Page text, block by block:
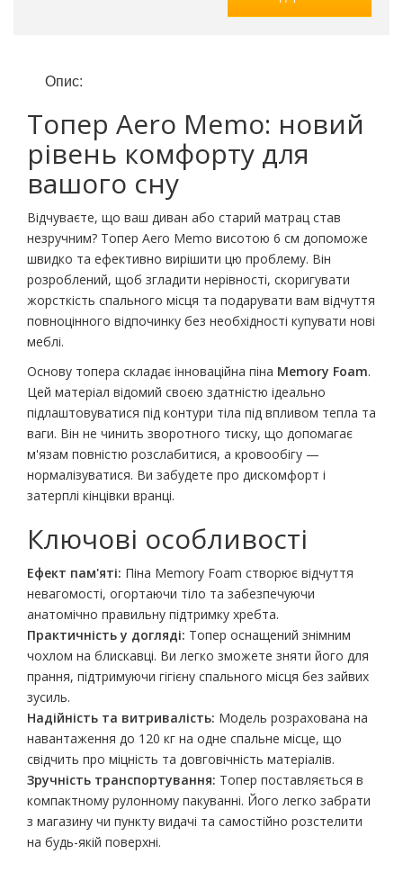
Опис:
Топер Aero Memo: новий
рівень комфорту для
вашого сну
Відчуваєте, що ваш диван або старий матрац став
незручним? Топер Aero Memo висотою 6 см допоможе
швидко та ефективно вирішити цю проблему. Він
розроблений, щоб згладити нерівності, скоригувати
жорсткість спального місця та подарувати вам відчуття
повноцінного відпочинку без необхідності купувати нові
меблі.
Основу топера складає інноваційна піна Memory Foam.
Цей матеріал відомий своєю здатністю ідеально
підлаштовуватися під контури тіла під впливом тепла та
ваги. Він не чинить зворотного тиску, що допомагає
м'язам повністю розслабитися, а кровообігу —
нормалізуватися. Ви забудете про дискомфорт і
затерплі кінцівки вранці.
Ключові особливості
Ефект пам'яті: Піна Memory Foam створює відчуття
невагомості, огортаючи тіло та забезпечуючи
анатомічно правильну підтримку хребта.
Практичність у догляді: Топер оснащений знімним
чохлом на блискавці. Ви легко зможете зняти його для
прання, підтримуючи гігієну спального місця без зайвих
зусиль.
Надійність та витривалість: Модель розрахована на
навантаження до 120 кг на одне спальне місце, що
свідчить про міцність та довговічність матеріалів.
Зручність транспортування: Топер поставляється в
компактному рулонному пакуванні. Його легко забрати
з магазину чи пункту видачі та самостійно розстелити
на будь-якій поверхні.